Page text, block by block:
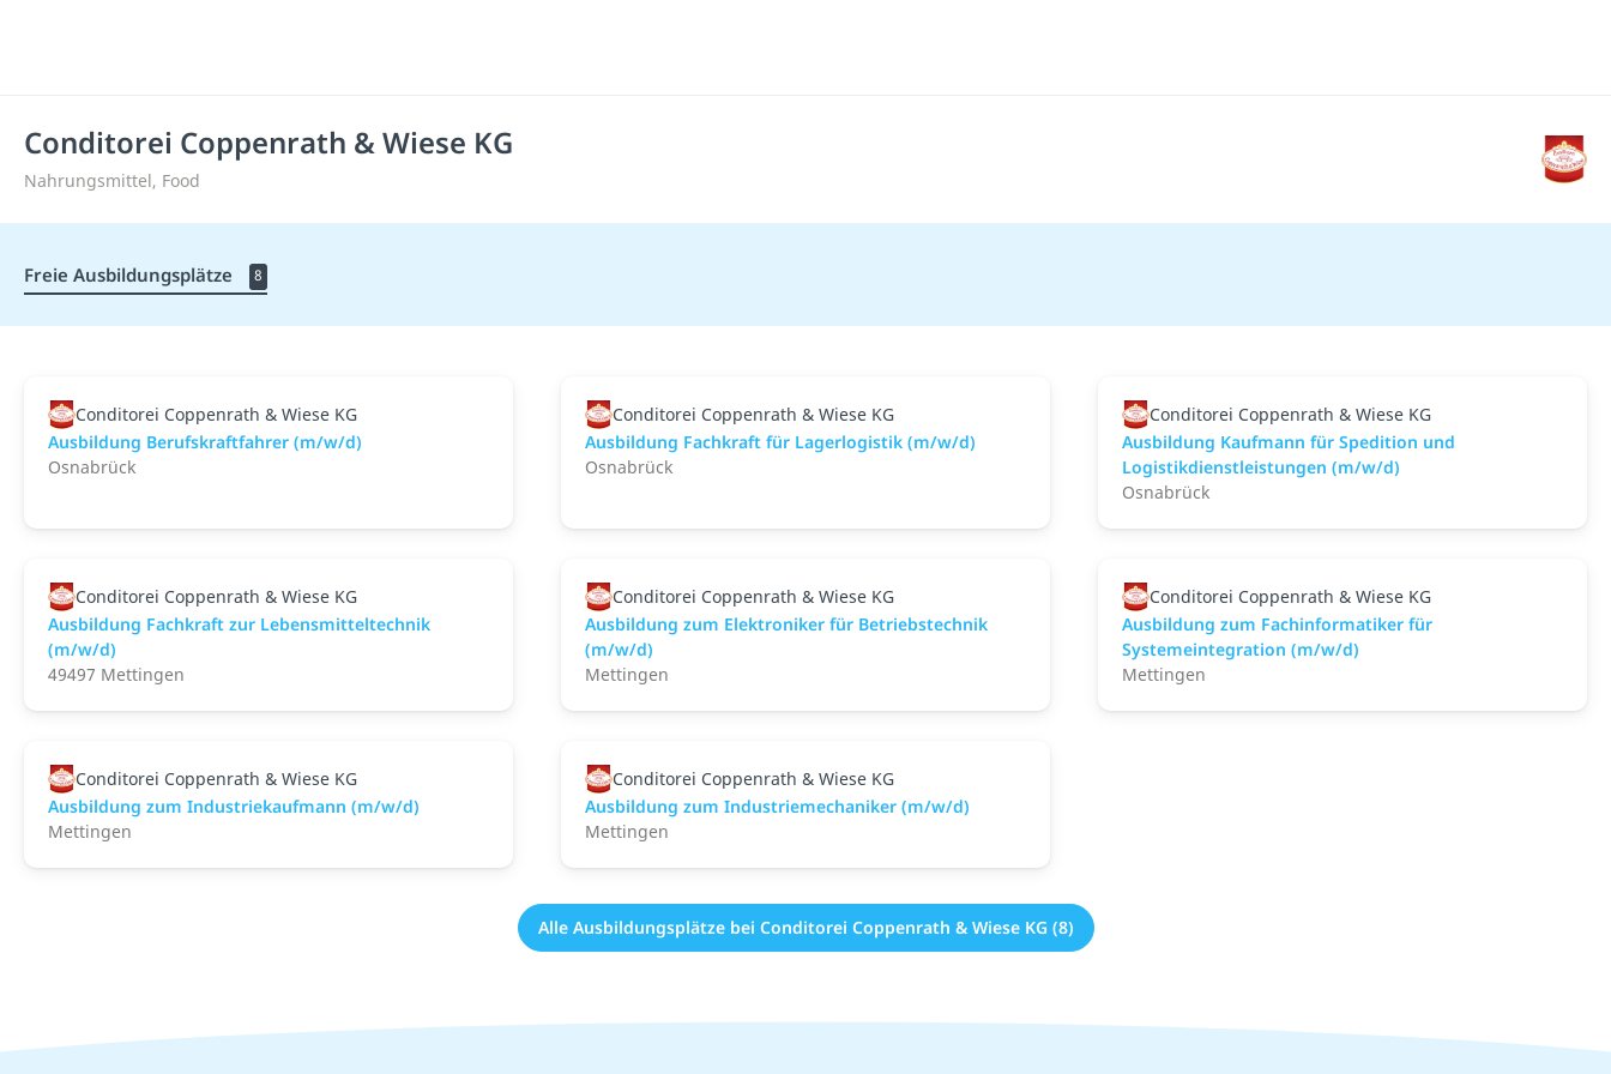
Conditorei Coppenrath & Wiese KG
Nahrungsmittel, Food
Freie Ausbildungsplätze 8
Conditorei Coppenrath & Wiese KG
Ausbildung Berufskraftfahrer (m/w/d)
Osnabrück
Conditorei Coppenrath & Wiese KG
Ausbildung Fachkraft für Lagerlogistik (m/w/d)
Osnabrück
Conditorei Coppenrath & Wiese KG
Ausbildung Kaufmann für Spedition und
Logistikdienstleistungen (m/w/d)
Osnabrück
Conditorei Coppenrath & Wiese KG
Ausbildung Fachkraft zur Lebensmitteltechnik
(m/w/d)
49497 Mettingen
Conditorei Coppenrath & Wiese KG
Ausbildung zum Elektroniker für Betriebstechnik
(m/w/d)
Mettingen
Conditorei Coppenrath & Wiese KG
Ausbildung zum Fachinformatiker für
Systemeintegration (m/w/d)
Mettingen
Conditorei Coppenrath & Wiese KG
Ausbildung zum Industriekaufmann (m/w/d)
Mettingen
Conditorei Coppenrath & Wiese KG
Ausbildung zum Industriemechaniker (m/w/d)
Mettingen
Alle Ausbildungsplätze bei Conditorei Coppenrath & Wiese KG (8)